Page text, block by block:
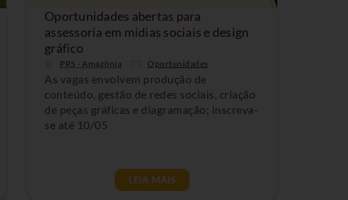
Oportunidades abertas para
assessoria em mídias sociais e design
gráfico
PRS - Amazônia Oportunidades
As vagas envolvem produção de
conteúdo, gestão de redes sociais, criação
de peças gráficas e diagramação; inscreva-
se até 10/05
LEIA MAIS